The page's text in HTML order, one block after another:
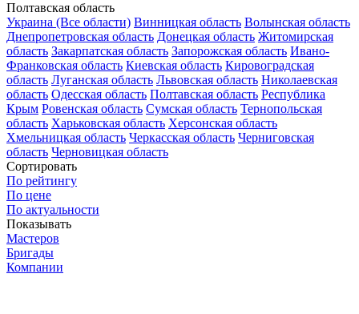
Полтавская область
Украина (Все области) Винницкая область Волынская область
Днепропетровская область Донецкая область Житомирская
область Закарпатская область Запорожская область Ивано-
Франковская область Киевская область Кировоградская
область Луганская область Львовская область Николаевская
область Одесская область Полтавская область Республика
Крым Ровенская область Сумская область Тернопольская
область Харьковская область Херсонская область
Хмельницкая область Черкасская область Черниговская
область Черновицкая область
Сортировать
По рейтингу
По цене
По актуальности
Показывать
Мастеров
Бригады
Компании